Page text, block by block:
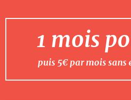
1 mois
puis 5€ par mois sans